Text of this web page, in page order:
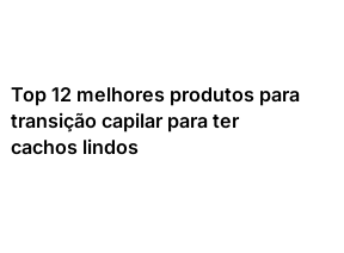
Top 12 melhores produtos para
transição capilar para ter
cachos lindos